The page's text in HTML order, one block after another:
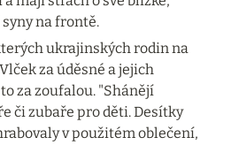
na frontě.
ukrajinských rodin na
za úděsné a jejich
za zoufalou. "Shánějí
či zubaře pro děti. Desítky
v použitém oblečení,